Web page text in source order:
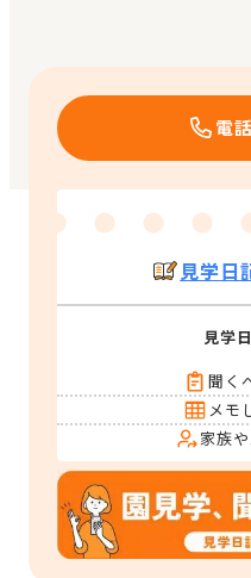
電
見学日
見学
聞く
メモ
家族